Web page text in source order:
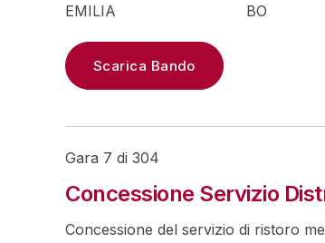
EMILIA
BO
Scarica Bando
Gara 7 di 304
Concessione Servizio
Concessione del servizio di ristoro